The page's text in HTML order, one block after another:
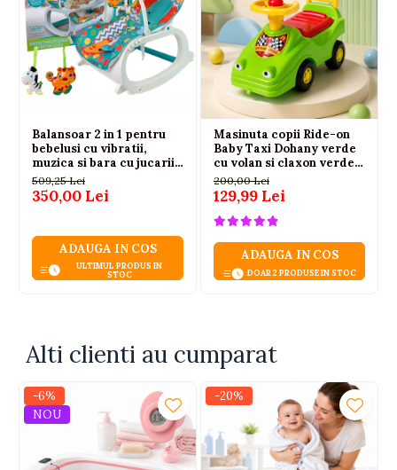
Materiale sigure si rezistente
Fabricata din materiale ecologice si durabile,
conforme cu standardele EN71-1 si EN71-3.
Design vesel pentru copii
Imprimeul cu iepuras si culorile delicate ofera un
aspect atractiv si placut.
Balansoar 2 in 1 pentru
bebelusi cu vibratii,
muzica si bara cu jucarii,
0-3 ani, max. 20 kg
509,25 Lei
350,00 Lei
ADAUGA IN COS
ULTIMUL PRODUS IN
STOC
Masinuta copii Ride-on
Baby Taxi Dohany verde
cu volan si claxon verde 2
ani+
200,00 Lei
129,99 Lei
ADAUGA IN COS
DOAR 2 PRODUSE IN STOC
Alti clienti au cumparat
-6%
NOU
-20%